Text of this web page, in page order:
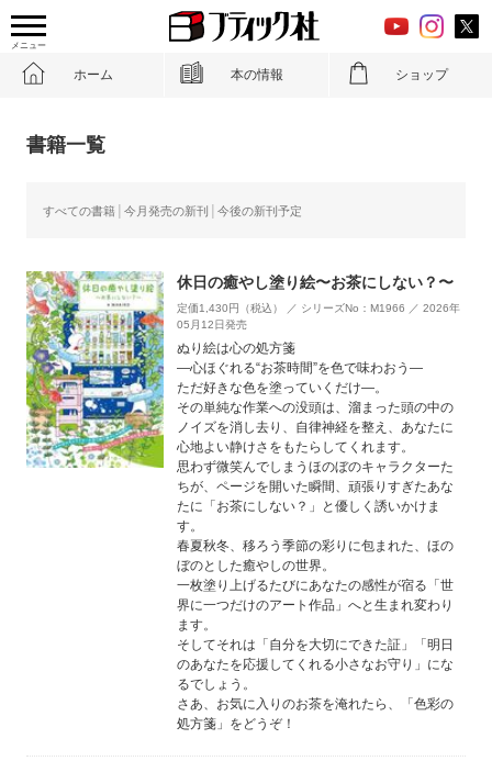
メニュー
ホーム 本の情報 ショップ
書籍一覧
すべての書籍 今月発売の新刊 今後の新刊予定
休日の癒やし塗り絵〜お茶にしない？〜
定価1,430円（税込） ／ シリーズNo：M1966 ／ 2026年
05月12日発売
ぬり絵は心の処方箋
―心ほぐれる“お茶時間”を色で味わおう―
ただ好きな色を塗っていくだけ—。
その単純な作業への没頭は、溜まった頭の中の
ノイズを消し去り、自律神経を整え、あなたに
心地よい静けさをもたらしてくれます。
思わず微笑んでしまうほのぼのキャラクターた
ちが、ページを開いた瞬間、頑張りすぎたあな
たに「お茶にしない？」と優しく誘いかけま
す。
春夏秋冬、移ろう季節の彩りに包まれた、ほの
ぼのとした癒やしの世界。
一枚塗り上げるたびにあなたの感性が宿る「世
界に一つだけのアート作品」へと生まれ変わり
ます。
そしてそれは「自分を大切にできた証」「明日
のあなたを応援してくれる小さなお守り」にな
るでしょう。
さあ、お気に入りのお茶を淹れたら、「色彩の
処方箋」をどうぞ！